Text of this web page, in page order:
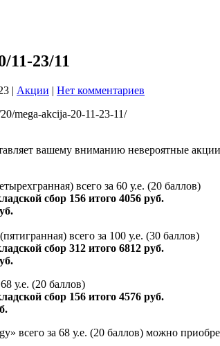
23/11
| Акции | Нет комментариев
вашему вниманию невероятные
всего за 60 у.е. (20 баллов)
сбор 156 итого 4056 руб.
всего за 100 у.е. (30 баллов)
сбор 312 итого 6812 руб.
у.е. (20 баллов)
сбор 156 итого 4576 руб.
всего за 68 у.е. (20 баллов) можно